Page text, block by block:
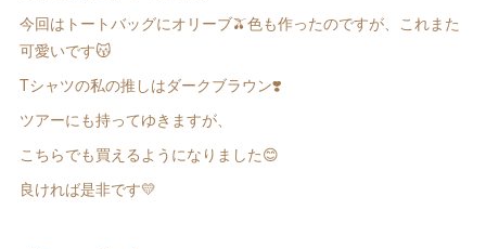
今回はトートバッグにオリーブ🫒色も作ったのですが、これまた
可愛いです😽
Tシャツの私の推しはダークブラウン❣️
ツアーにも持ってゆきますが、
こちらでも買えるようになりました😊
良ければ是非です💛